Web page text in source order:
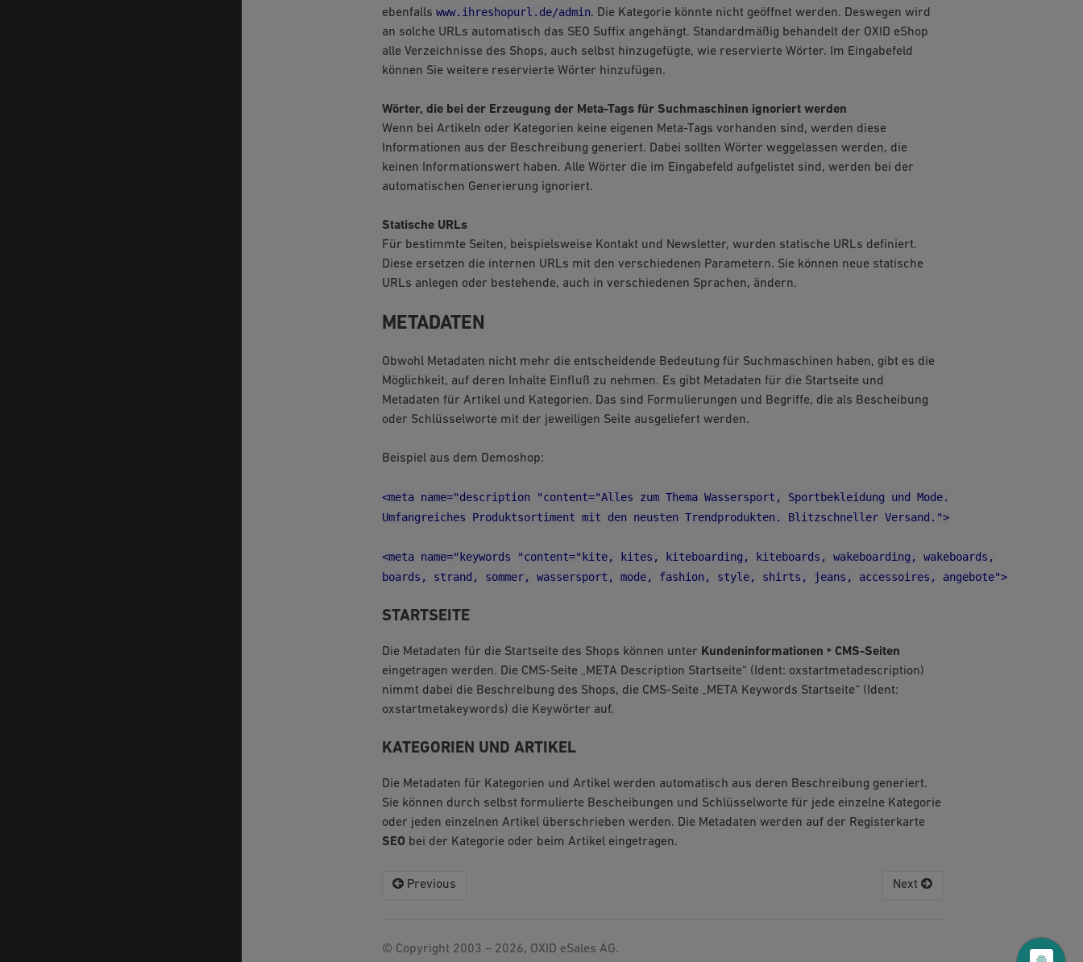
ebenfalls www.ihreshopurl.de/admin. Die Kategorie könnte nicht geöffnet werden. Deswegen wird
an solche URLs automatisch das SEO Suffix angehängt. Standardmäßig behandelt der OXID eShop
alle Verzeichnisse des Shops, auch selbst hinzugefügte, wie reservierte Wörter. Im Eingabefeld
können Sie weitere reservierte Wörter hinzufügen.
Wörter, die bei der Erzeugung der Meta-Tags für Suchmaschinen ignoriert werden
Wenn bei Artikeln oder Kategorien keine eigenen Meta-Tags vorhanden sind, werden diese
Informationen aus der Beschreibung generiert. Dabei sollten Wörter weggelassen werden, die
keinen Informationswert haben. Alle Wörter die im Eingabefeld aufgelistet sind, werden bei der
automatischen Generierung ignoriert.
Statische URLs
Für bestimmte Seiten, beispielsweise Kontakt und Newsletter, wurden statische URLs definiert.
Diese ersetzen die internen URLs mit den verschiedenen Parametern. Sie können neue statische
URLs anlegen oder bestehende, auch in verschiedenen Sprachen, ändern.
METADATEN
Obwohl Metadaten nicht mehr die entscheidende Bedeutung für Suchmaschinen haben, gibt es die
Möglichkeit, auf deren Inhalte Einfluß zu nehmen. Es gibt Metadaten für die Startseite und
Metadaten für Artikel und Kategorien. Das sind Formulierungen und Begriffe, die als Bescheibung
oder Schlüsselworte mit der jeweiligen Seite ausgeliefert werden.
Beispiel aus dem Demoshop:
<meta name="description "content="Alles zum Thema Wassersport, Sportbekleidung und Mode.
Umfangreiches
Produktsortiment mit den neusten Trendprodukten. Blitzschneller Versand.">
<meta name="keywords "content="kite, kites, kiteboarding, kiteboards, wakeboarding,
wakeboards,
boards,
strand, sommer, wassersport, mode, fashion, style, shirts, jeans, accessoires, angebote">
STARTSEITE
Die Metadaten für die Startseite des Shops können unter Kundeninformationen ‣ CMS-Seiten
eingetragen werden. Die CMS-Seite „META Description Startseite“ (Ident: oxstartmetadescription)
nimmt dabei die Beschreibung des Shops, die CMS-Seite „META Keywords Startseite“ (Ident:
oxstartmetakeywords) die Keywörter auf.
KATEGORIEN UND ARTIKEL
Die Metadaten für Kategorien und Artikel werden automatisch aus deren Beschreibung generiert.
Sie können durch selbst formulierte Bescheibungen und Schlüsselworte für jede einzelne Kategorie
oder jeden einzelnen Artikel überschrieben werden. Die Metadaten werden auf der Registerkarte
SEObei der Kategorie oder beim Artikel eingetragen.
Next
Previous
© Copyright 2003 – 2026, OXID eSales AG.